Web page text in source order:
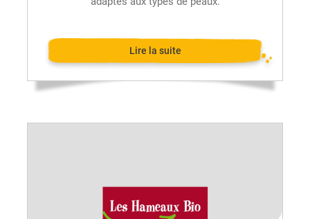
Lire la suite